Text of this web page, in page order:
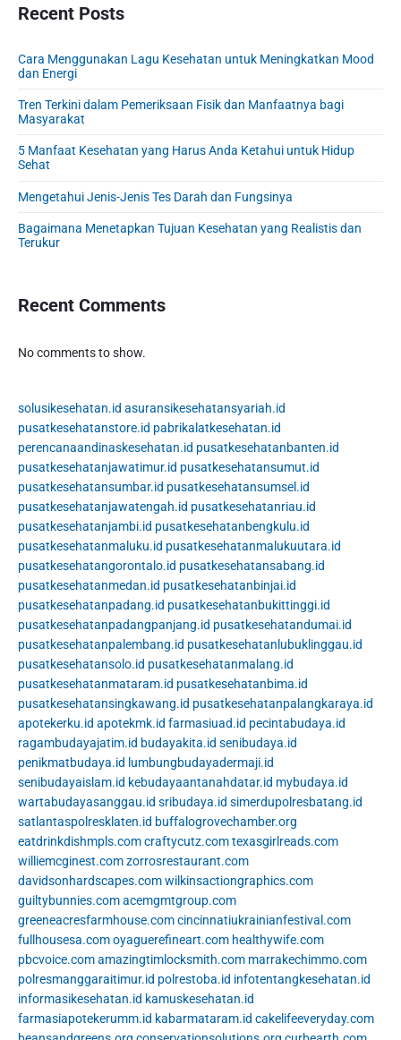
n
r
i
e
b
a
r
Recent Posts
Cara Menggunakan Lagu Kesehatan untuk Meningkatkan Mood
dan Energi
Tren Terkini dalam Pemeriksaan Fisik dan Manfaatnya bagi
Masyarakat
5 Manfaat Kesehatan yang Harus Anda Ketahui untuk Hidup
Sehat
Mengetahui Jenis-Jenis Tes Darah dan Fungsinya
Bagaimana Menetapkan Tujuan Kesehatan yang Realistis dan
Terukur
Recent Comments
No comments to show.
solusikesehatan.id asuransikesehatansyariah.id
pusatkesehatanstore.id pabrikalatkesehatan.id
perencanaandinaskesehatan.id pusatkesehatanbanten.id
pusatkesehatanjawatimur.id pusatkesehatansumut.id
pusatkesehatansumbar.id pusatkesehatansumsel.id
pusatkesehatanjawatengah.id pusatkesehatanriau.id
pusatkesehatanjambi.id pusatkesehatanbengkulu.id
pusatkesehatanmaluku.id pusatkesehatanmalukuutara.id
pusatkesehatangorontalo.id pusatkesehatansabang.id
pusatkesehatanmedan.id pusatkesehatanbinjai.id
pusatkesehatanpadang.id pusatkesehatanbukittinggi.id
pusatkesehatanpadangpanjang.id pusatkesehatandumai.id
pusatkesehatanpalembang.id pusatkesehatanlubuklinggau.id
pusatkesehatansolo.id pusatkesehatanmalang.id
pusatkesehatanmataram.id pusatkesehatanbima.id
pusatkesehatansingkawang.id pusatkesehatanpalangkaraya.id
apotekerku.id apotekmk.id farmasiuad.id pecintabudaya.id
ragambudayajatim.id budayakita.id senibudaya.id
penikmatbudaya.id lumbungbudayadermaji.id
senibudayaislam.id kebudayaantanahdatar.id mybudaya.id
wartabudayasanggau.id sribudaya.id simerdupolresbatang.id
satlantaspolresklaten.id buffalogrovechamber.org
eatdrinkdishmpls.comcraftycutz.comtexasgirlreads.com
williemcginest.comzorrosrestaurant.com
davidsonhardscapes.comwilkinsactiongraphics.com
guiltybunnies.comacemgmtgroup.com
greeneacresfarmhouse.comcincinnatiukrainianfestival.com
fullhousesa.comoyaguerefineart.com healthywife.com
pbcvoice.comamazingtimlocksmith.com marrakechimmo.com
polresmanggaraitimur.id polrestoba.id infotentangkesehatan.id
informasikesehatan.id kamuskesehatan.id
farmasiapotekerumm.id kabarmataram.id cakelifeeveryday.com